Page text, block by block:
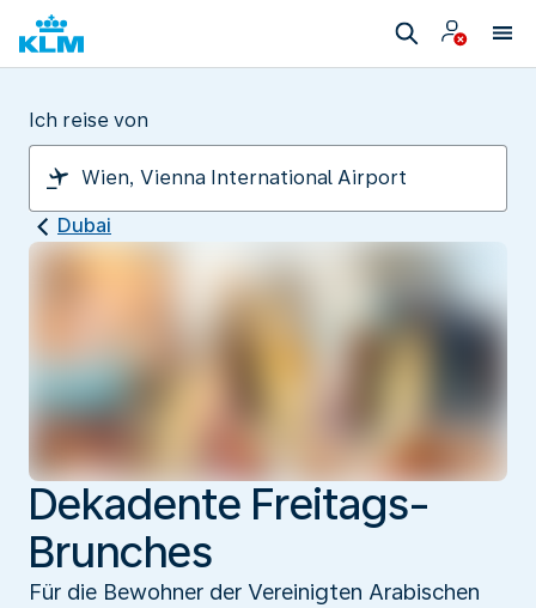
Ich reise von
Dubai
Dekadente Freitags-
Brunches
Für die Bewohner der Vereinigten Arabischen